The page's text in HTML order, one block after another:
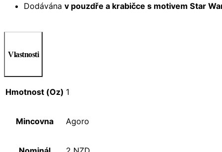
Dodávána v pouzdře a krabičce s motivem Star
Vlastnosti
Hmotnost (Oz) 1
Mincovna Agoro